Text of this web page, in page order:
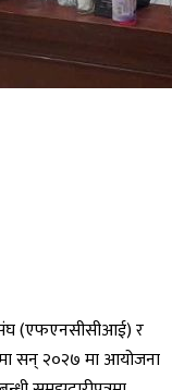
(एफएनसीसीआई) र
सन् २०२७ मा आयोजना